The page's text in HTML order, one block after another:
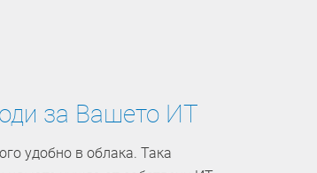
за Вашето ИТ
удобно в облака. ­Така